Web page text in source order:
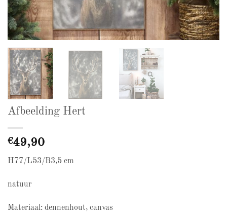
Afbeelding Hert
€49,90
H77/L53/B3,5 cm
natuur
Materiaal: dennenhout, canvas